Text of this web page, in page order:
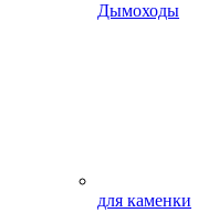
Дымоходы
для каменки